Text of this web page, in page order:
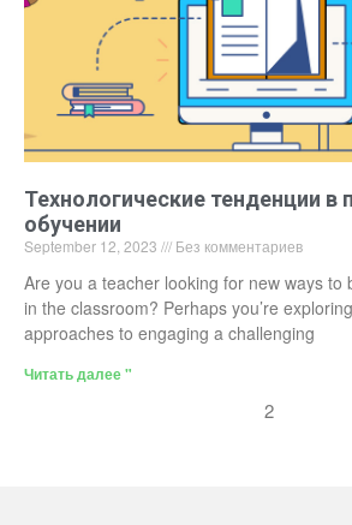
Технологические тенденции в
обучении
September 12, 2023 Без комментариев
Are you a teacher looking for new ways to
in the classroom? Perhaps you’re
approaches to engaging a challenging
Читать далее "
2